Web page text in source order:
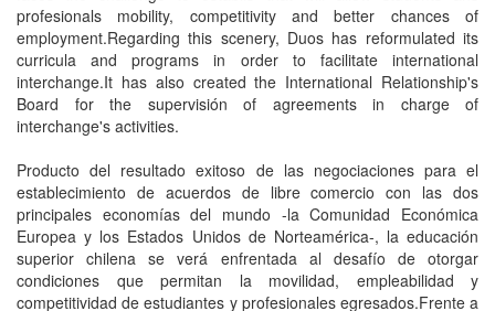
profesionals mobility, competitivity and better chances of
employment.Regarding this scenery, Duos has reformulated its
curricula and programs in order to facilitate international
interchange.It has also created the International Relationship's
Board for the supervisión of agreements in charge of
interchange's activities.
Producto del resultado exitoso de las negociaciones para el
establecimiento de acuerdos de libre comercio con las dos
principales economías del mundo -la Comunidad Económica
Europea y los Estados Unidos de Norteamérica-, la educación
superior chilena se verá enfrentada al desafío de otorgar
condiciones que permitan la movilidad, empleabilidad y
competitividad de estudiantes y profesionales egresados.Frente a